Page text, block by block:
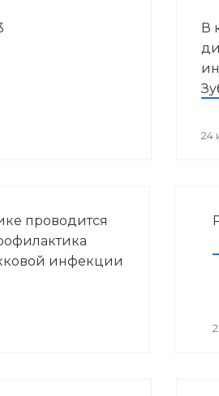
В
24
проводится
инфекции